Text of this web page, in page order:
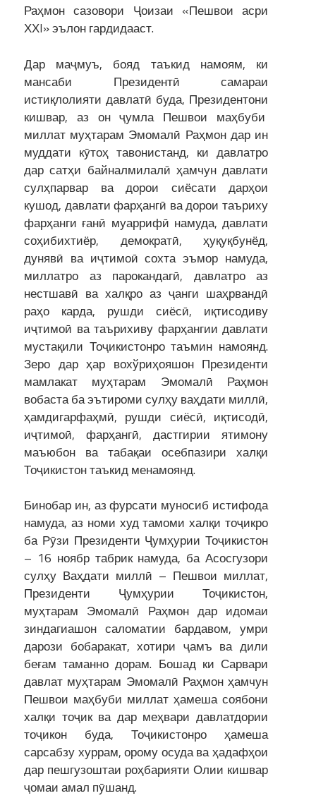
Раҳмон сазовори Ҷоизаи «Пешвои асри
ХХI» эълон гардидааст.
Дар маҷмуъ, бояд таъкид намоям, ки
мансаби Президентӣ самараи
истиқлолияти давлатӣ буда, Президентони
кишвар, аз он ҷумла Пешвои маҳбуби
миллат муҳтарам Эмомалӣ Раҳмон дар ин
муддати кӯтоҳ тавонистанд, ки давлатро
дар сатҳи байналмилалӣ ҳамчун давлати
сулҳпарвар ва дорои сиёсати дарҳои
кушод, давлати фарҳангӣ ва дорои таъриху
фарҳанги ғанӣ муаррифӣ намуда, давлати
соҳибихтиёр, демократӣ, ҳуқуқбунёд,
дунявӣ ва иҷтимоӣ сохта эъмор намуда,
миллатро аз парокандагӣ, давлатро аз
нестшавӣ ва халқро аз ҷанги шаҳрвандӣ
раҳо карда, рушди сиёсӣ, иқтисодиву
иҷтимоӣ ва таърихиву фарҳангии давлати
мустақили Тоҷикистонро таъмин намоянд.
Зеро дар ҳар вохўриҳояшон Президенти
мамлакат муҳтарам Эмомалӣ Раҳмон
вобаста ба эътироми сулҳу ваҳдати миллӣ,
ҳамдигарфаҳмӣ, рушди сиёсӣ, иқтисодӣ,
иҷтимоӣ, фарҳангӣ, дастгирии ятимону
маъюбон ва табақаи осебпазири халқи
Тоҷикистон таъкид менамоянд.
Бинобар ин, аз фурсати муносиб истифода
намуда, аз номи худ тамоми халқи тоҷикро
ба Рӯзи Президенти Ҷумҳурии Тоҷикистон
– 16 ноябр табрик намуда, ба Асосгузори
сулҳу Ваҳдати миллӣ – Пешвои миллат,
Президенти Ҷумҳурии Тоҷикистон,
муҳтарам Эмомалӣ Раҳмон дар идомаи
зиндагиашон саломатии бардавом, умри
дарози бобаракат, хотири ҷамъ ва дили
беғам таманно дорам. Бошад ки Сарвари
давлат муҳтарам Эмомалӣ Раҳмон ҳамчун
Пешвои маҳбуби миллат ҳамеша соябони
халқи тоҷик ва дар меҳвари давлатдории
тоҷикон буда, Тоҷикистонро ҳамеша
сарсабзу хуррам, орому осуда ва ҳадафҳои
дар пешгузоштаи роҳбарияти Олии кишвар
ҷомаи амал пӯшанд.